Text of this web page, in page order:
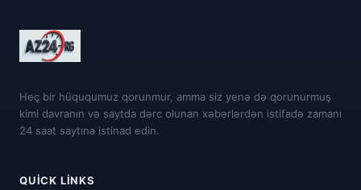
Heç bir hüququmuz qorunmur, amma siz yenə də qorunurmuş
kimi davranın və saytda dərc olunan xəbərlərdən istifadə zamanı
24 saat saytına istinad edin.
QUICK LINKS